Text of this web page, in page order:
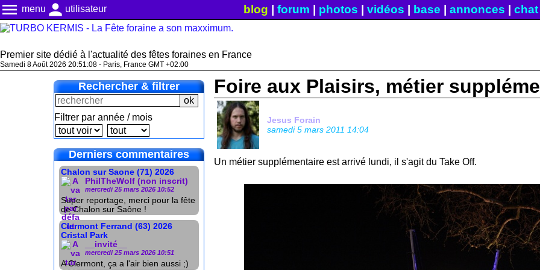
menu menu person utilisateur blog forum photos vidéos base annonces chat|
Premier site dédié à l'actualité des fêtes foraines en France
Samedi 8 Août 2026 20:51:09 - Paris, France GMT +02:00
Rechercher & filtrer
Filtrer par année / mois
Derniers commentaires
Chalon sur Saone (71) 2026
PhilTheWolf (non inscrit)
mercredi 25 mars 2026 10:52
Super reportage, merci pour la fête
de Chalon sur Saône !
Clermont Ferrand (63) 2026
Cristal Park
__invité__
mercredi 25 mars 2026 10:51
A Clermont, ça a l'air bien aussi ;)
Foire aux Plaisirs, métier
Jesus Forain
samedi 5 mars 2011 14:04
Un métier supplémentaire est arrivé lundi, il s'agit du Take Off.